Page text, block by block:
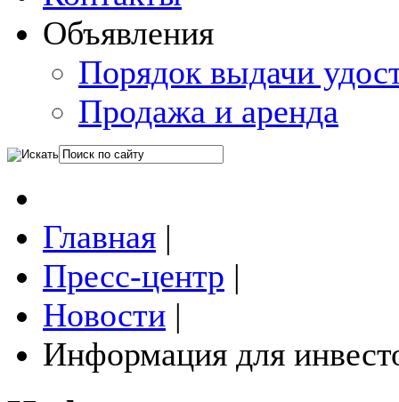
Объявления
Порядок выдачи
Продажа и аренда
Главная |
Пресс-центр |
Новости |
Информация для